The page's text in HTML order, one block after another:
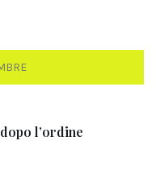
l’ordine